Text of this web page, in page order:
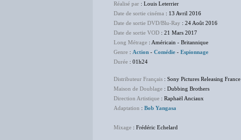
Réalisé par : Louis Leterrier
Date de sortie cinéma : 13 Avril 2016
Date de sortie DVD/Blu-Ray : 24 Août 2016
Date de sortie VOD : 21 Mars 2017
Long Métrage : Américain - Britannique
Genre : Action - Comédie - Espionnage
Durée : 01h24
Distributeur Français : Sony Pictures Releasing France
Maison de Doublage : Dubbing Brothers
Direction Artistique : Raphaël Anciaux
Adaptation : Bob Yangasa
Mixage : Frédéric Echelard